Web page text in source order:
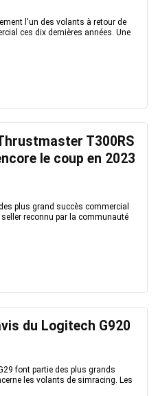
l'un des volants à retour de
ces dix dernières années. Une
T300RS
le coup en 2023
plus grand succès commercial
reconnu par la communauté
du Logitech G920
font partie des plus grands
les volants de simracing. Les